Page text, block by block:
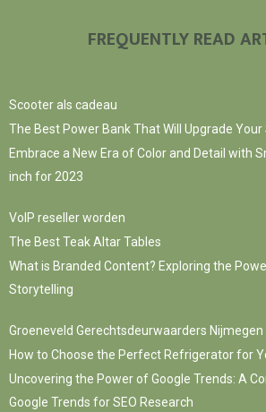
FREQUENTLY READ
Scooter als cadeau
The Best Power Bank That Will Upgrade Your
Embrace a New Era of Color and Detail with
inch for 2023
VoIP reseller worden
The Best Teak Altar Tables
What is Branded Content? Exploring the
Storytelling
Groeneveld Gerechtsdeurwaarders Nijmegen
How to Choose the Perfect Refrigerator for
Uncovering the Power of Google Trends: A
Google Trends for SEO Research